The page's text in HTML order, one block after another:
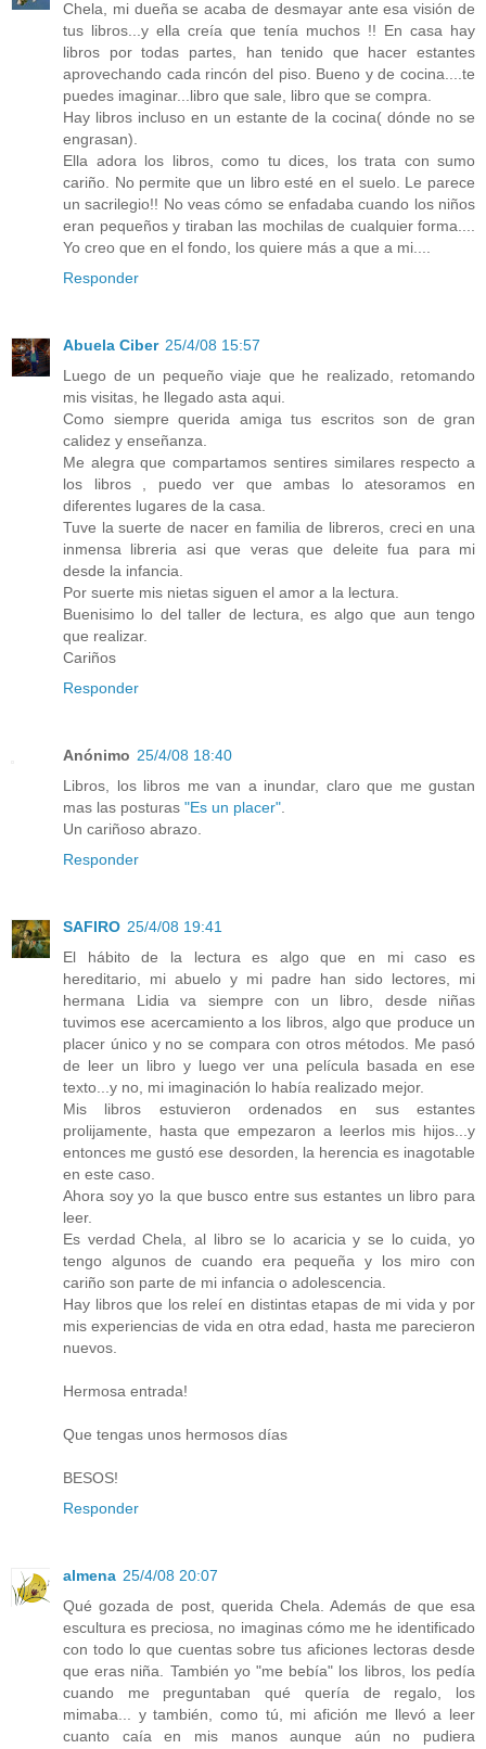
Chela, mi dueña se acaba de desmayar ante esa visión de
tus libros...y ella creía que tenía muchos !! En casa hay
libros por todas partes, han tenido que hacer estantes
aprovechando cada rincón del piso. Bueno y de cocina....te
puedes imaginar...libro que sale, libro que se compra.
Hay libros incluso en un estante de la cocina( dónde no se
engrasan).
Ella adora los libros, como tu dices, los trata con sumo
cariño. No permite que un libro esté en el suelo. Le parece
un sacrilegio!! No veas cómo se enfadaba cuando los niños
eran pequeños y tiraban las mochilas de cualquier forma....
Yo creo que en el fondo, los quiere más a que a mi....
Responder
Abuela Ciber 25/4/08 15:57
Luego de un pequeño viaje que he realizado, retomando
mis visitas, he llegado asta aqui.
Como siempre querida amiga tus escritos son de gran
calidez y enseñanza.
Me alegra que compartamos sentires similares respecto a
los libros , puedo ver que ambas lo atesoramos en
diferentes lugares de la casa.
Tuve la suerte de nacer en familia de libreros, creci en una
inmensa libreria asi que veras que deleite fua para mi
desde la infancia.
Por suerte mis nietas siguen el amor a la lectura.
Buenisimo lo del taller de lectura, es algo que aun tengo
que realizar.
Cariños
Responder
Anónimo 25/4/08 18:40
Libros, los libros me van a inundar, claro que me gustan
mas las posturas "Es un placer"
Un cariñoso abrazo.
Responder
SAFIRO 25/4/08 19:41
El hábito de la lectura es algo que en mi caso es
hereditario, mi abuelo y mi padre han sido lectores, mi
hermana Lidia va siempre con un libro, desde niñas
tuvimos ese acercamiento a los libros, algo que produce un
placer único y no se compara con otros métodos. Me pasó
de leer un libro y luego ver una película basada en ese
texto...y no, mi imaginación lo había realizado mejor.
Mis libros estuvieron ordenados en sus estantes
prolijamente, hasta que empezaron a leerlos mis hijos...y
entonces me gustó ese desorden, la herencia es inagotable
en este caso.
Ahora soy yo la que busco entre sus estantes un libro para
leer.
Es verdad Chela, al libro se lo acaricia y se lo cuida, yo
tengo algunos de cuando era pequeña y los miro con
cariño son parte de mi infancia o adolescencia.
Hay libros que los releí en distintas etapas de mi vida y por
mis experiencias de vida en otra edad, hasta me parecieron
nuevos.
Hermosa entrada!
Que tengas unos hermosos días
BESOS!
Responder
almena 25/4/08 20:07
Qué gozada de post, querida Chela. Además de que esa
escultura es preciosa, no imaginas cómo me he identificado
con todo lo que cuentas sobre tus aficiones lectoras desde
que eras niña. También yo "me bebía" los libros, los pedía
cuando me preguntaban qué quería de regalo, los
mimaba... y también, como tú, mi afición me llevó a leer
cuanto caía en mis manos aunque aún no pudiera